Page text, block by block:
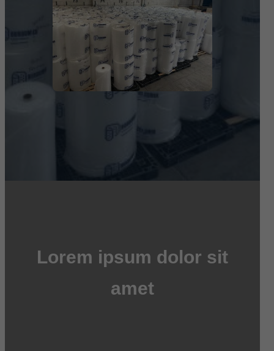
Lorem ipsum dolor sit
amet